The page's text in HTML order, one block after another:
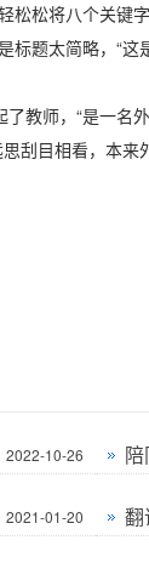
松松将八个关
题太简略，“
教师，“是一名
刮目相看，本
2022-10-26
2021-01-20 翻